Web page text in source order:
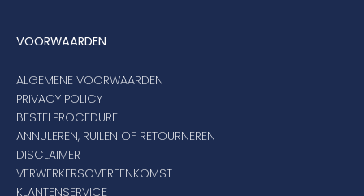
VOORWAARDEN
ALGEMENE VOORWAARDEN
PRIVACY POLICY
BESTELPROCEDURE
ANNULEREN, RUILEN OF RETOURNEREN
DISCLAIMER
VERWERKERSOVEREENKOMST
KLANTENSERVICE